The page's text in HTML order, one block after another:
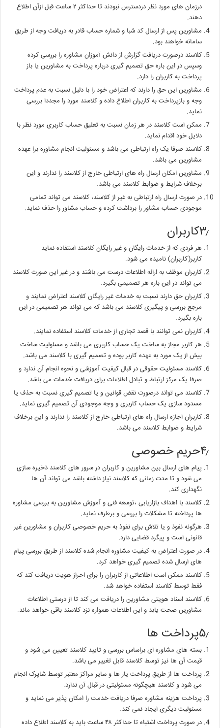
درزمان های مورد نظر دردسترس نبودند تا حداکثر ۲ ساعت قبل ازآن اطلاع
دهند.
مشاورین پس از ارسال کد شبا و شماره حساب قادر به دریافت وجه از طریق
سامانه خواهند بود.
کلاسند درصورت دریافت گزارش از دانش آموزان مشاوره را بررسی کرده
وسپس در این باره حق تصمیم گیری درباره پرداخت به مشاورین یا باز
پرداخت به کاربران را دارد.
مشاورین این حق را دارند که اعتراض خود را با دلیل نسبت به عدم پرداخت
وجه و بازپرداخت به کاربران اطلاع داده و کلاسند مورد را مجددا بررسی
نماید.
ممکن است کلاسند در هر زمان نسبت به تعلیق حساب کاربری مورد نظر با
دلایل خود اقدام نماید.
کلاسند صرفا یک راه ارتباطی می باشد و مسئولیت انجام مشاوره برا عهده
مشاورین می باشد.
مشاورین امکان ارسال راه های ارتباطی خارج از کلاسند را ندارند و این
برخلاف شرایط و ضوابط کلاسند می باشد.
در صورت ارسال راه ارتباطی به غیر از کلاسند، کلاسند می تواند تمامی
موجودی حساب مشاور را برداشت کرده و حساب مشاور را حذف نماید.
۳٫کاربران
هر فردی که از خدمات رایگان و غیر رایگان کلاسند استفاده نماید
کاربر(کاربران) نامیده می شود.
کاربران موظف به ارائه اطلاعات درست می باشند و در غیر این صورت کلاسند
می تواند در این باره هر تصمیمی بگیرد.
کاربران حق دارند نسبت به خدمات غیر رایگان کلاسند اعتراض نمایند و
مرجع بررسی و پیگیری کلاسند می باشد که می تواند هر تصمیمی در این
باره بگیرد.
کاربران نمی توانند با قصد تجاری از خدمات کلاسند استفاده نمایند.
هر کاربر مجاز به ساخت یک حساب کاربری می باشد و مسئولیت ساخت
بیش از یک مورد به عهده کاربر بوده و تصمیم گیری با کلاسند می باشد.
کلاسند مسئولیت حقوقی در قبال کیفیت آموزشی و نحوه انجام آن ندارد و
صرفا یک مرکز ارتباط و تبادل اطلاعات برای دریافت خدمات می باشد.
کلاسند می تواند درصورت نقض قوانین و یا تصمیم گیری نسبت به حذف یا
مسدود سازی یک حساب کاربری و وجه موجودی آن تصمیم گیری نماید.
کاربران اجازه ارسال راه های ارتباطی خارج از کلاسند را ندارند و این برخلاف
شرایط و ضوابط کلاسند می باشد.
۴٫حریم خصوصی
پیام های ارسال بین مشاورین و کاربران در سرور های کلاسند ذخیره سازی
می شود و تا مدت زمانی که کلاسند نیاز داشته باشد می تواند آن ها
نگهداری کند.
کلاسند با اهداف بازاریابی ،توسعه فنی و آموزش مشاورین به بررسی مشاوره
ها پرداخته تا مشکلات را بررسی و برطرف نماید.
هرگونه نفوذ و یا تلاش برای نفوذ به حریم خصوصی کاربران و مشاورین غیر
قانونی است و پیگرد قضایی دارد.
در صورت اعتراض به کیفیت مشاوره انجام شده کلاسند از طریق بررسی پیام
های ارسال شده تصمیم گیری خواهد کرد.
کلاسند ممکن است اطلاعاتی از کاربران را برای احراز هویت دریافت کند که
فقط توسط کلاسند استفاده خواهد شد.
کلاسند اسناد هویتی مشاورین را دریافت می کند تا از درستی اطلاعات
مشاورین صحت یابد و این اطلاعات همواره نزد کلاسند باقی خواهد ماند.
۵٫پرداخت ها
بسته های مشاوره ای براساس بررسی و تایید کلاسند تعیین می شود و
قیمت آن ها نیز توسط کلاسند قابل تغییر می باشد.
پرداخت ها از طریق پرداخت یار ها و سایر مراکز معتبر توسط شاپرک انجام
می شود و کلاسند هیچگونه مسئولیتی در قبال آن ندارد.
پرداخت هزینه مشاوره صرفا دریافت خدمت را امکان پذیر می نماید و
مسئولیت دیگری ایجاد نمی کند.
در صورت پرداخت اشتباه تا حداکثر ۴۸ ساعت باید به کلاسند اطلاع داده